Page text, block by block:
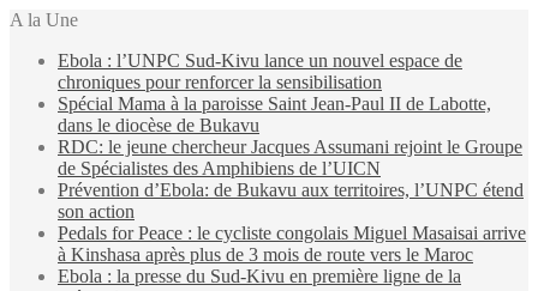
A la Une
Ebola : l’UNPC Sud-Kivu lance un nouvel espace de
chroniques pour renforcer la sensibilisation
Spécial Mama à la paroisse Saint Jean-Paul II de Labotte,
dans le diocèse de Bukavu
RDC: le jeune chercheur Jacques Assumani rejoint le Groupe
de Spécialistes des Amphibiens de l’UICN
Prévention d’Ebola: de Bukavu aux territoires, l’UNPC étend
son action
Pedals for Peace : le cycliste congolais Miguel Masaisai arrive
à Kinshasa après plus de 3 mois de route vers le Maroc
Ebola : la presse du Sud-Kivu en première ligne de la